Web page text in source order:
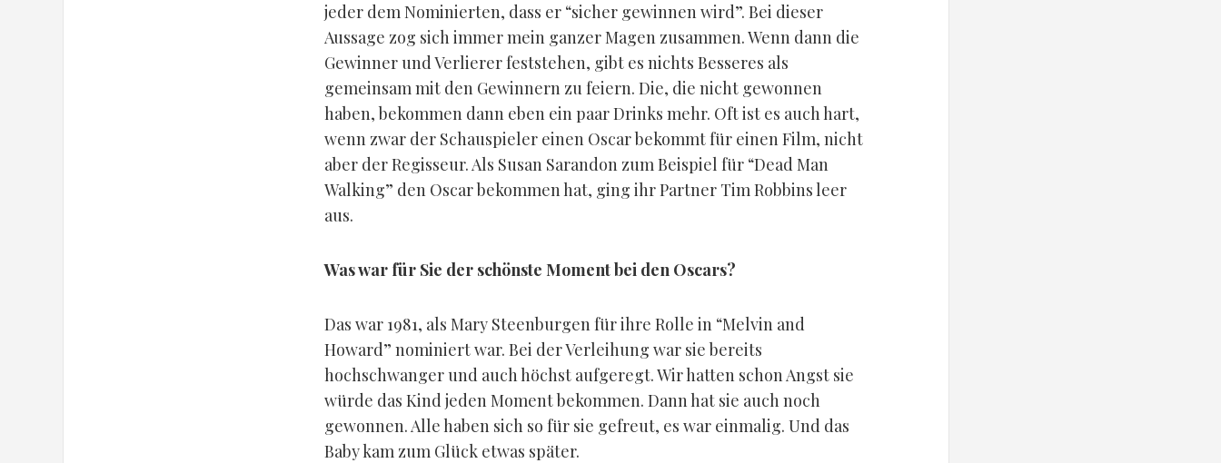
jeder dem Nominierten, dass er “sicher gewinnen wird”. Bei dieser
Aussage zog sich immer mein ganzer Magen zusammen. Wenn dann die
Gewinner und Verlierer feststehen, gibt es nichts Besseres als
gemeinsam mit den Gewinnern zu feiern. Die, die nicht gewonnen
haben, bekommen dann eben ein paar Drinks mehr. Oft ist es auch hart,
wenn zwar der Schauspieler einen Oscar bekommt für einen Film, nicht
aber der Regisseur. Als Susan Sarandon zum Beispiel für “Dead Man
Walking” den Oscar bekommen hat, ging ihr Partner Tim Robbins leer
aus.
Was war für Sie der schönste Moment bei den Oscars?
Das war 1981, als Mary Steenburgen für ihre Rolle in “Melvin and
Howard” nominiert war. Bei der Verleihung war sie bereits
hochschwanger und auch höchst aufgeregt. Wir hatten schon Angst sie
würde das Kind jeden Moment bekommen. Dann hat sie auch noch
gewonnen. Alle haben sich so für sie gefreut, es war einmalig. Und das
Baby kam zum Glück etwas später.